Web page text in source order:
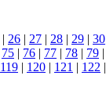
| 26 | 27 | 28 | 29 | 30
75 | 76 | 77 | 78 | 79 |
119 | 120 | 121 | 122 |